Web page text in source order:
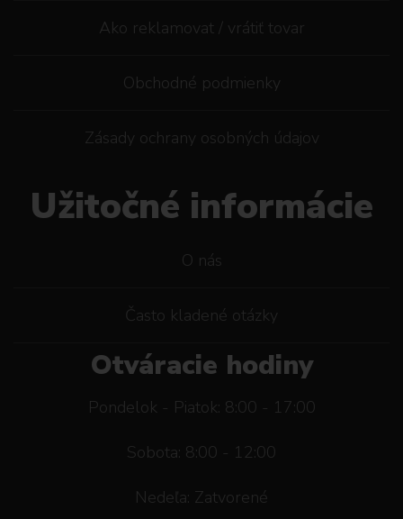
Ako reklamovat / vrátiť tovar
Obchodné podmienky
Zásady ochrany osobných údajov
Užitočné informácie
O nás
Často kladené otázky
Otváracie hodiny
Pondelok - Piatok: 8:00 - 17:00
Sobota: 8:00 - 12:00
Nedeľa: Zatvorené